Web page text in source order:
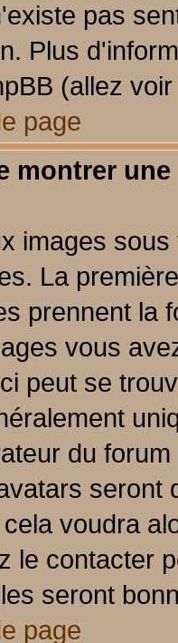
pas
Plus
(allez
page
montrer
images
La
prennent la
vous
peut se
du
seront
voudra
le contacter
seront
page